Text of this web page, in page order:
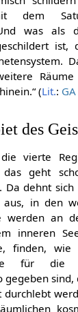
dem
was als
ist,
(Lit.:
des
vierte
das geht
Da dehnt
in den
werden an
inneren
finden, wie
für
gegeben
durchlebt